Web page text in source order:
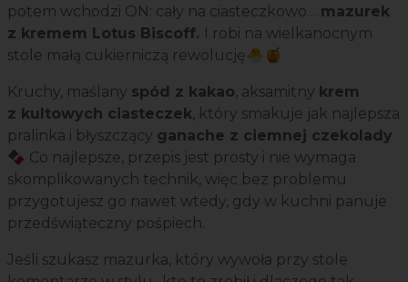
potem wchodzi ON: cały na ciasteczkowo… mazurek
z kremem Lotus Biscoff.
robi na wielkanocnym
stole małą cukierniczą rewolucję🐣🍯
Kruchy, maślany spód z kakao, aksamitny krem
z kultowych ciasteczek, który smakuje jak najlepsza
pralinka i błyszczący ganache z ciemnej czekolady
🍫 Co najlepsze, przepis jest prosty i nie wymaga
skomplikowanych technik, więc bez problemu
przygotujesz go nawet wtedy, gdy w kuchni panuje
przedświąteczny pośpiech.
Jeśli szukasz mazurka, który wywoła przy stole